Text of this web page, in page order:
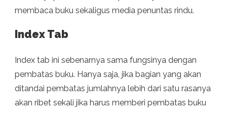
membaca buku sekaligus media penuntas rindu.
Index Tab
Index tab ini sebenarnya sama fungsinya dengan
pembatas buku. Hanya saja, jika bagian yang akan
ditandai pembatas jumlahnya lebih dari satu rasanya
akan ribet sekali jika harus memberi pembatas buku